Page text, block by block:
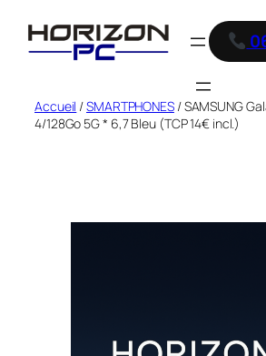
Accueil /SMARTPHONES/ SAMSUNG
4/128Go 5G * 6,7 Bleu (TCP 14€ incl.)